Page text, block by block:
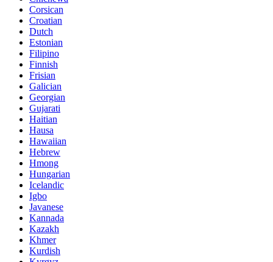
Corsican
Croatian
Dutch
Estonian
Filipino
Finnish
Frisian
Galician
Georgian
Gujarati
Haitian
Hausa
Hawaiian
Hebrew
Hmong
Hungarian
Icelandic
Igbo
Javanese
Kannada
Kazakh
Khmer
Kurdish